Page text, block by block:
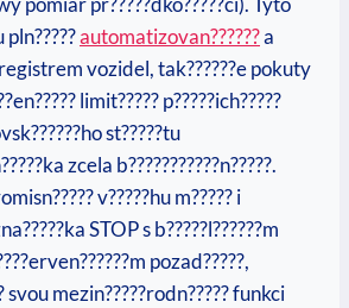
pln?????automatizovan??????a
registrem vozidel, tak??????e pokuty
limit????? p?????ich?????
st?????tu
zcela b???????????n?????.
v?????hu m????? i
STOP s b?????l??????m
pozad?????,
svou mezin?????rodn????? funkci